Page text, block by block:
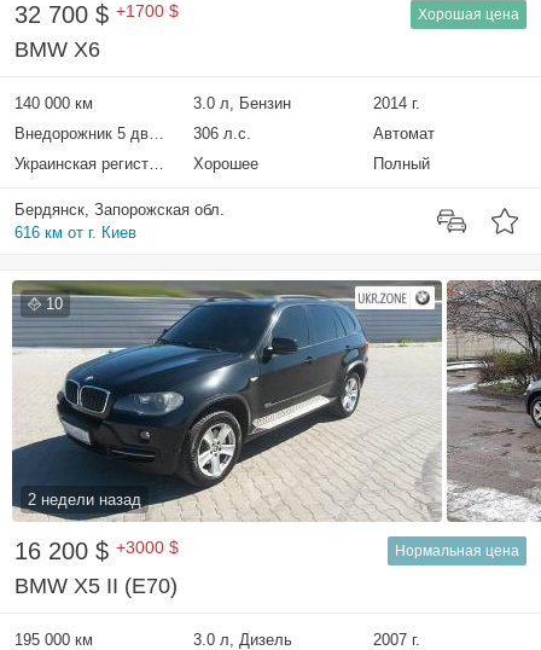
32 700 $ +1700 $ Хорошая цена
BMW X6
140 000 км 3.0 л, Бензин
2014 г.
Внедорожник 5 дверей
306 л.с.
Автомат
Украинская регистрация
Хорошее Полный
Бердянск, Запорожская обл.
616 км от г. Киев
10
2 недели назад
16 200 $ +3000 $ Нормальная цена
BMW X5 II (E70)
195 000 км 3.0 л, Дизель
2007 г.